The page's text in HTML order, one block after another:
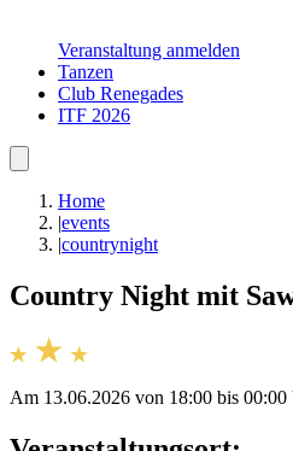
Veranstaltung anmelden
Tanzen
Club Renegades
ITF 2026
Home
|events
|countrynight
Country Night mit
Am 13.06.2026 von 18:00 bis 00:00